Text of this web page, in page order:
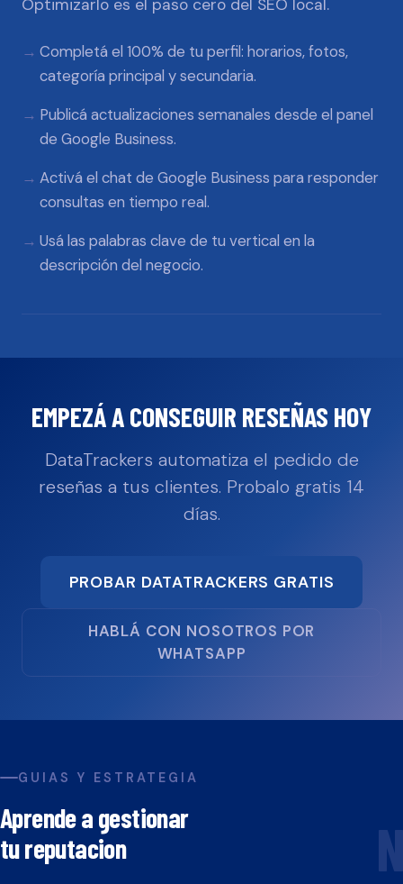
Optimizarlo es el paso cero del SEO local.
Completá el 100% de tu perfil: horarios, fotos,
categoría principal y secundaria.
Publicá actualizaciones semanales desde el panel
de Google Business.
Activá el chat de Google Business para responder
consultas en tiempo real.
Usá las palabras clave de tu vertical en la
descripción del negocio.
EMPEZÁ A CONSEGUIR RESEÑAS HOY
DataTrackers automatiza el pedido de
reseñas a tus clientes. Probalo gratis 14
días.
PROBAR DATATRACKERS GRATIS
HABLÁ CON NOSOTROS POR
WHATSAPP
GUIAS Y ESTRATEGIA
Aprende a gestionar
tu reputacion
N